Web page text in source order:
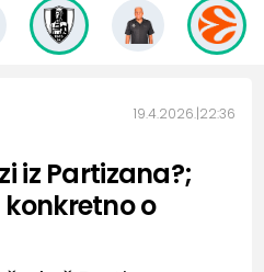
19.4.2026. 22:36
iz Partizana?;
o